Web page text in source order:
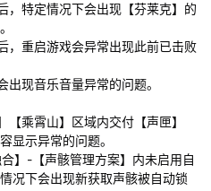
，特定情况下会出现【芬莱克】的
，重启游戏会异常出现此前已击败
现音乐音量异常的问题。
乘霄山】区域内交付【声匣】
显示异常的问题。
】-【声骸管理方案】内未启用自
况下会出现新获取声骸被自动锁